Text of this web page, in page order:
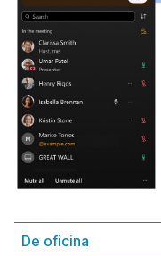
De oficina